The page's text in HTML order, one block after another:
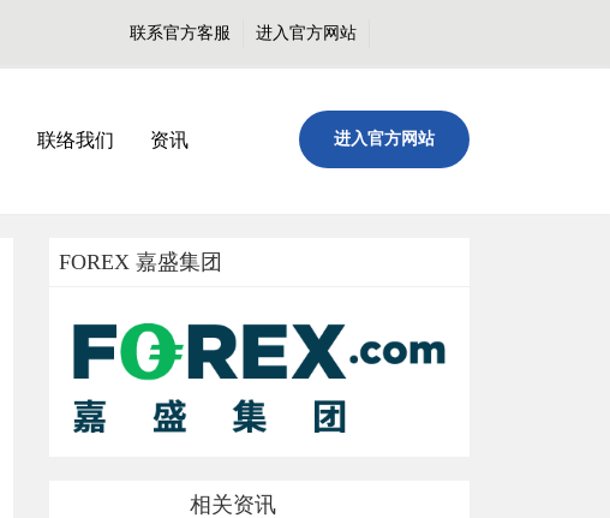
进入官方网站
联系官方客服
联络我们 资讯 进入官方网站
FOREX 嘉盛集团
相关资讯